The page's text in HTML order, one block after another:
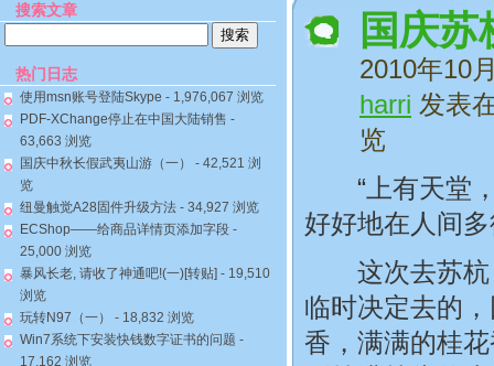
搜索文章
热门日志
使用msn账号登陆Skype - 1,976,067 浏览
PDF-XChange停止在中国大陆销售 -
63,663 浏览
国庆中秋长假武夷山游（一）
- 42,521 浏
览
纽曼触觉A28固件升级方法 - 34,927 浏览
ECShop——给商品详情页添加字段 -
25,000 浏览
暴风长老, 请收了神通吧!(一)[转贴] - 19,510
浏览
玩转N97（一）
- 18,832 浏览
Win7系统下安装快钱数字证书的问题 -
17,162 浏览
国庆苏
2010年10
harri 发表
览
“上有天堂，
好好地在人间
这次去苏杭
临时决定去的
香，满满的桂